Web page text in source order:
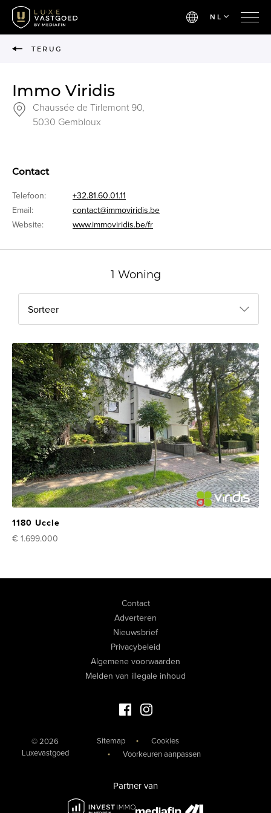
NL
TERUG
Immo Viridis
Chaussée de Tirlemont 90,
5030 Gembloux
Contact
Telefoon:
+32.81.60.01.11
Email:
contact@immoviridis.be
Website:
www.immoviridis.be/fr
1 Woning
Sorteer
1180 Uccle
€ 1.699.000
Contact
Adverteren
Nieuwsbrief
Privacybeleid
Algemene voorwaarden
Melden van illegale inhoud
Facebook Luxevastgoed
Instagram Luxevastgoed
© 2026
Luxevastgoed
Sitemap
Cookies
Voorkeuren aanpassen
Partner van